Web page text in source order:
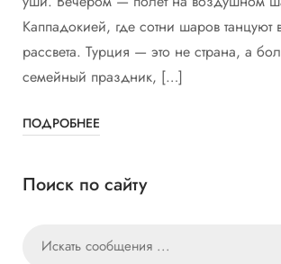
Каппадокией, где сотни шаров танцуют
рассвета. Турция — это не страна, а
семейный праздник, […]
ПОДРОБНЕЕ
Поиск по сайту